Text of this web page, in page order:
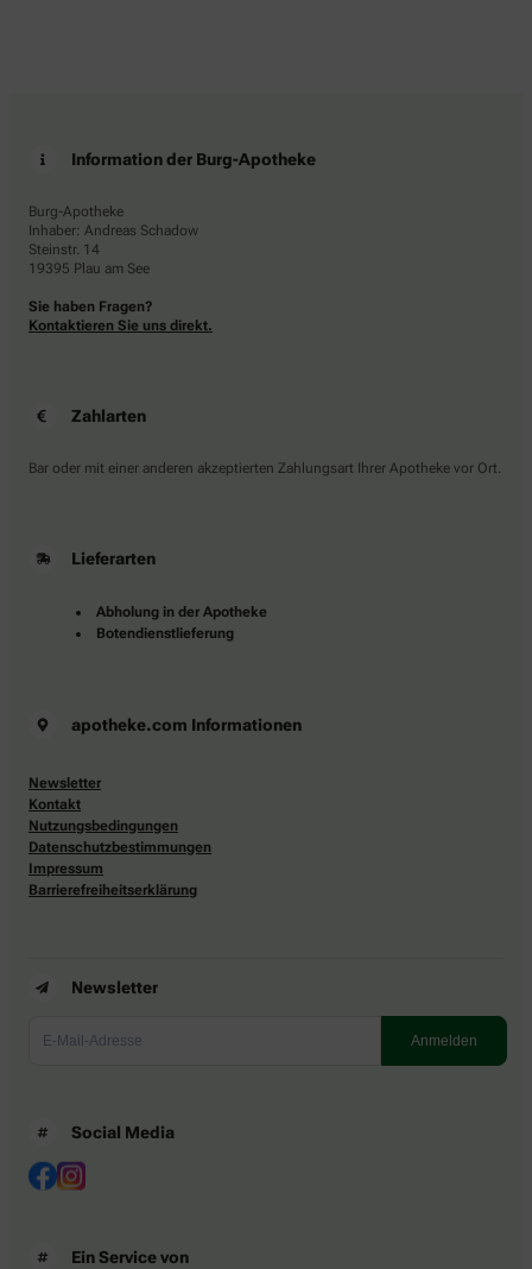
Information der Burg-Apotheke
Burg-Apotheke
Inhaber: Andreas Schadow
Steinstr. 14
19395 Plau am See
Sie haben Fragen?
Kontaktieren Sie uns direkt.
Zahlarten
Bar oder mit einer anderen akzeptierten Zahlungsart Ihrer Apotheke vor Ort.
Lieferarten
Abholung in der Apotheke
Botendienstlieferung
apotheke.com Informationen
Newsletter
Kontakt
Nutzungsbedingungen
Datenschutzbestimmungen
Impressum
Barrierefreiheitserklärung
Newsletter
Social Media
Ein Service von